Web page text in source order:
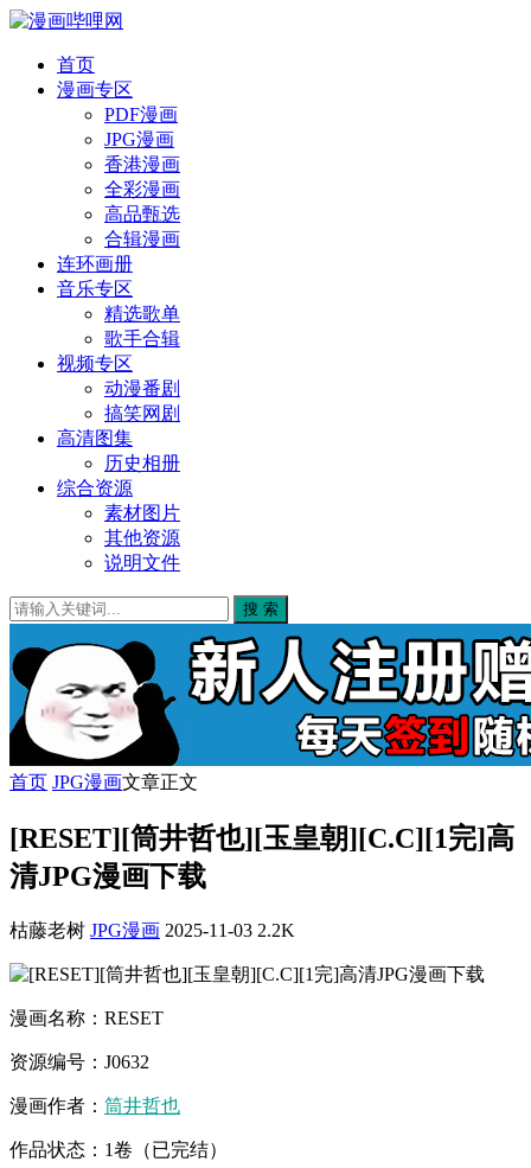
首页
漫画专区
PDF漫画
JPG漫画
香港漫画
全彩漫画
高品甄选
合辑漫画
连环画册
音乐专区
精选歌单
歌手合辑
视频专区
动漫番剧
搞笑网剧
高清图集
历史相册
综合资源
素材图片
其他资源
说明文件
搜 索
首页 JPG漫画文章正文
[RESET][筒井哲也][玉皇朝][C.C][1完]高
清JPG漫画下载
枯藤老树 JPG漫画 2025-11-03 2.2K
漫画名称：RESET
资源编号：J0632
漫画作者： 筒井哲也
作品状态：1卷（已完结）